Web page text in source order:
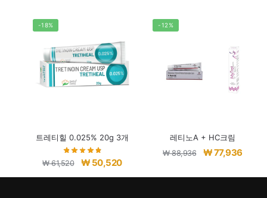
-18%
트레티힐 0.025% 20g 3개
₩61,520
원
래
₩ 50,520현
재
-12%
레티노A + HC크림
₩88,936
원
가
₩77,936현
가